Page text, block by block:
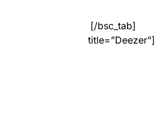
[/bsc_tab]